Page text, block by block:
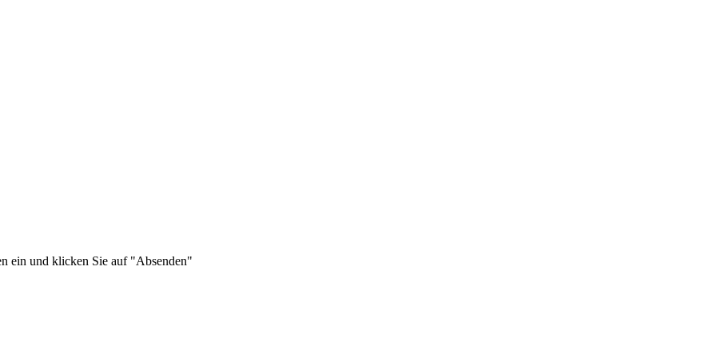
ein und klicken Sie auf "Absenden"